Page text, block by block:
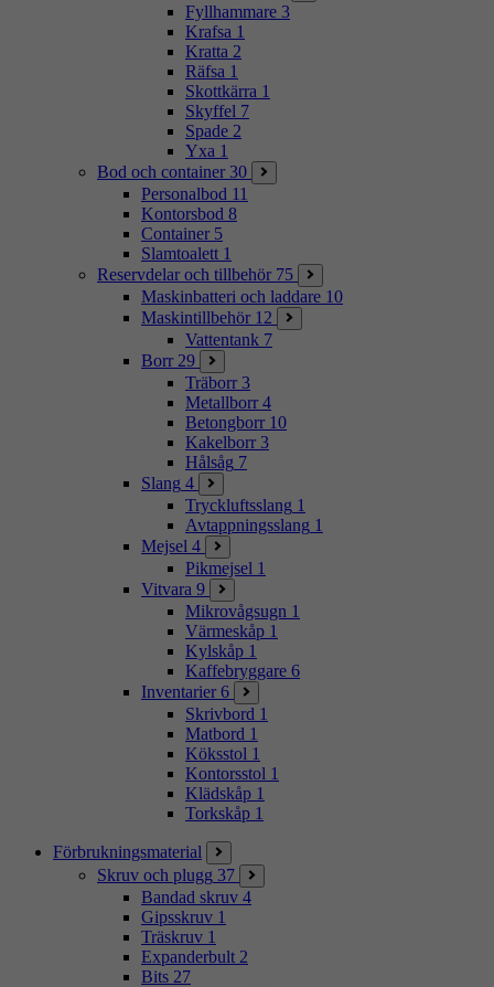
Fyllhammare 3
Krafsa 1
Kratta 2
Räfsa 1
Skottkärra 1
Skyffel 7
Spade 2
Yxa 1
Bod och container 30
Personalbod 11
Kontorsbod 8
Container 5
Slamtoalett 1
Reservdelar och tillbehör 75
Maskinbatteri och laddare 10
Maskintillbehör 12
Vattentank 7
Borr 29
Träborr 3
Metallborr 4
Betongborr 10
Kakelborr 3
Hålsåg 7
Slang 4
Tryckluftsslang 1
Avtappningsslang 1
Mejsel 4
Pikmejsel 1
Vitvara 9
Mikrovågsugn 1
Värmeskåp 1
Kylskåp 1
Kaffebryggare 6
Inventarier 6
Skrivbord 1
Matbord 1
Köksstol 1
Kontorsstol 1
Klädskåp 1
Torkskåp 1
Förbrukningsmaterial
Skruv och plugg 37
Bandad skruv 4
Gipsskruv 1
Träskruv 1
Expanderbult 2
Bits 27